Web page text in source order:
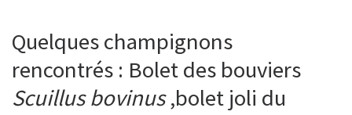
Quelques champignons
rencontrés : Bolet des bouviers
Scuillus bovinus,bolet joli du